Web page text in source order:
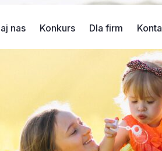
nas Konkurs Dla firm
czy może szybki
miejsc, które z pewnością